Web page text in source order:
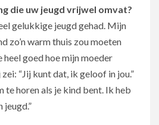
die uw jeugd vrijwel omvat?
gelukkige jeugd gehad. Mijn
zo’n warm thuis zou moeten
heel goed hoe mijn moeder
“Jij kunt dat, ik geloof in jou.”
te horen als je kind bent. Ik heb
jeugd.”